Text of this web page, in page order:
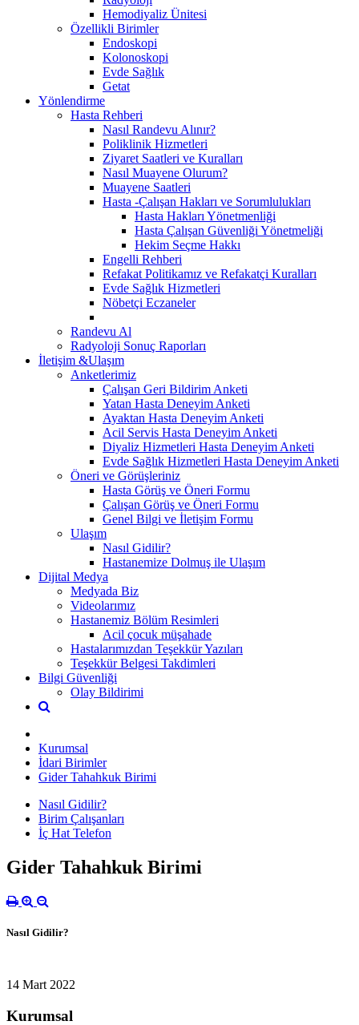
Hemodiyaliz Ünitesi
Özellikli Birimler
Endoskopi
Kolonoskopi
Evde Sağlık
Getat
Yönlendirme
Hasta Rehberi
Nasıl Randevu Alınır?
Poliklinik Hizmetleri
Ziyaret Saatleri ve Kuralları
Nasıl Muayene Olurum?
Muayene Saatleri
Hasta -Çalışan Hakları ve Sorumlulukları
Hasta Hakları Yönetmenliği
Hasta Çalışan Güvenliği Yönetmeliği
Hekim Seçme Hakkı
Engelli Rehberi
Refakat Politikamız ve Refakatçi Kuralları
Evde Sağlık Hizmetleri
Nöbetçi Eczaneler
Randevu Al
Radyoloji Sonuç Raporları
İletişim &Ulaşım
Anketlerimiz
Çalışan Geri Bildirim Anketi
Yatan Hasta Deneyim Anketi
Ayaktan Hasta Deneyim Anketi
Acil Servis Hasta Deneyim Anketi
Diyaliz Hizmetleri Hasta Deneyim Anketi
Evde Sağlık Hizmetleri Hasta Deneyim Anketi
Öneri ve Görüşleriniz
Hasta Görüş ve Öneri Formu
Çalışan Görüş ve Öneri Formu
Genel Bilgi ve İletişim Formu
Ulaşım
Nasıl Gidilir?
Hastanemize Dolmuş ile Ulaşım
Dijital Medya
Medyada Biz
Videolarımız
Hastanemiz Bölüm Resimleri
Acil çocuk müşahade
Hastalarımızdan Teşekkür Yazıları
Teşekkür Belgesi Takdimleri
Bilgi Güvenliği
Olay Bildirimi
Kurumsal
İdari Birimler
Gider Tahahkuk Birimi
Nasıl Gidilir?
Birim Çalışanları
İç Hat Telefon
Gider Tahahkuk Birimi
Nasıl Gidilir?
14 Mart 2022
Kurumsal